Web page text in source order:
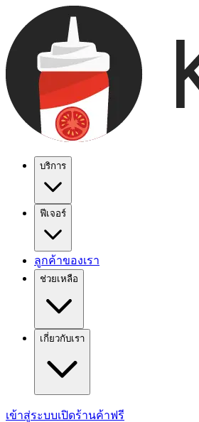
บริการ
ฟีเจอร์
ลูกค้าของเรา
ช่วยเหลือ
เกี่ยวกับเรา
เข้าสู่ระบบเปิดร้านค้าฟรี